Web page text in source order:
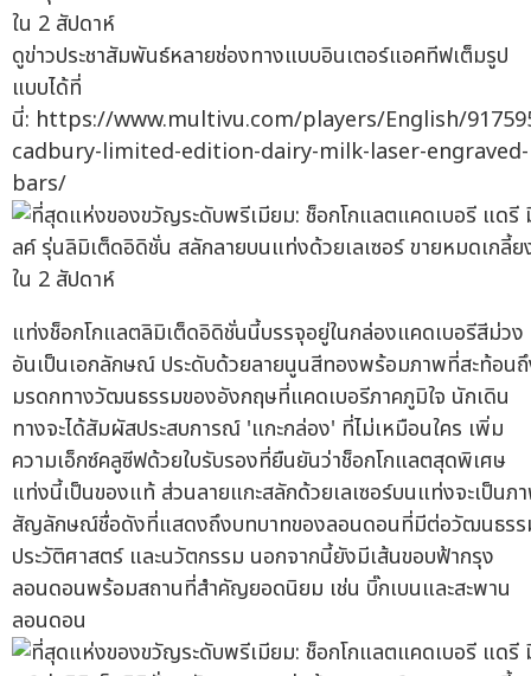
ดูข่าวประชาสัมพันธ์หลายช่องทางแบบอินเตอร์แอคทีฟเต็มรูป
แบบได้ที่
นี่: https://www.multivu.com/players/English/
cadbury-limited-edition-dairy-milk-laser-engraved-
bars/
แท่งช็อกโกแลตลิมิเต็ดอิดิชั่นนี้บรรจุอยู่ในกล่องแคดเบอรีสีม่วง
อันเป็นเอกลักษณ์ ประดับด้วยลายนูนสีทองพร้อมภาพที่สะท้อน
มรดกทางวัฒนธรรมของอังกฤษที่แคดเบอรีภาคภูมิใจ นักเดิน
ทางจะได้สัมผัสประสบการณ์ 'แกะกล่อง' ที่ไม่เหมือนใคร เพิ่ม
ความเอ็กซ์คลูซีฟด้วยใบรับรองที่ยืนยันว่าช็อกโกแลตสุดพิเศษ
แท่งนี้เป็นของแท้ ส่วนลายแกะสลักด้วยเลเซอร์บนแท่งจะเป็นภ
สัญลักษณ์ชื่อดังที่แสดงถึงบทบาทของลอนดอนที่มีต่อวัฒนธร
ประวัติศาสตร์ และนวัตกรรม นอกจากนี้ยังมีเส้นขอบฟ้ากรุง
ลอนดอนพร้อมสถานที่สำคัญยอดนิยม เช่น บิ๊กเบนและสะพาน
ลอนดอน